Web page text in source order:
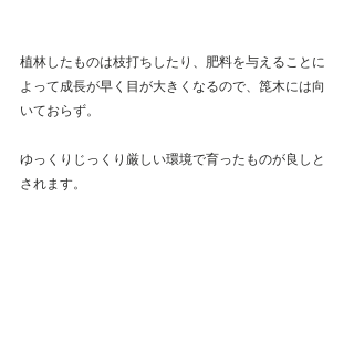
植林したものは枝打ちしたり、肥料を与えることに
よって成長が早く目が大きくなるので、箆木には向
いておらず。
ゆっくりじっくり厳しい環境で育ったものが良しと
されます。